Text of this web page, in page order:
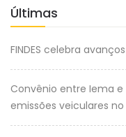
Últimas
FINDES celebra avanços
Convênio entre Iema
emissões veiculares no